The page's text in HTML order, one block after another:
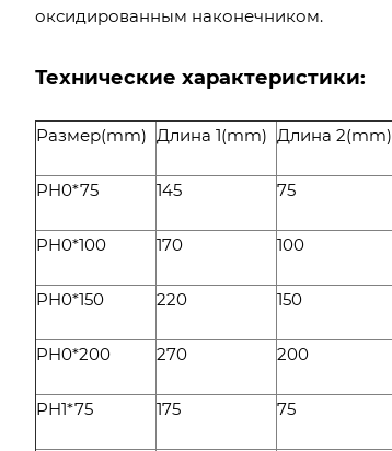
оксидированным наконечником.
Технические характеристики:
Размер(mm) Длина 1(mm) Длина 2(mm)
PH0*75 145 75
PH0*100 170 100
PH0*150 220 150
PH0*200 270 200
PH1*75 175 75